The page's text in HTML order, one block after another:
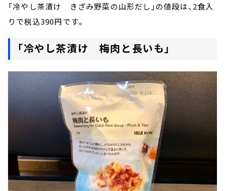
「冷やし茶漬け きざみ野菜の山形だし」の値段は、2食入
りで税込390円です。
「冷やし茶漬け 梅肉と長いも」